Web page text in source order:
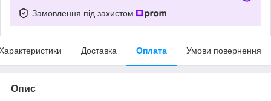
Замовлення під захистом
Доставка Оплата Умови повернення
Опис